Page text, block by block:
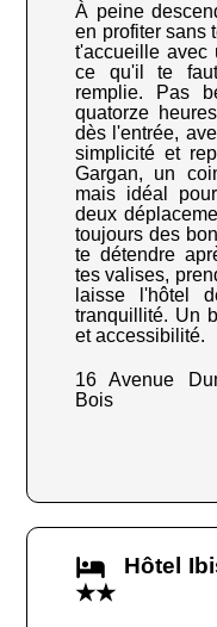
À peine
en profiter sans
t'accueille avec
ce qu'il te
remplie. Pas
quatorze
dès l'entrée,
simplicité et
Gargan, un
mais idéal
deux
toujours des
te détendre
tes valises,
laisse l'hôtel
tranquillité. Un
et accessibilité.
16 Avenue
Bois
Hôtel
★★